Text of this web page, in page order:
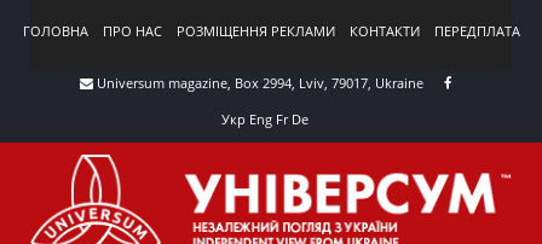
ГОЛОВНА ПРО НАС РОЗМІЩЕННЯ РЕКЛАМИ КОНТАКТИ ПЕРЕДПЛАТА
Universum magazine, Box 2994, Lviv, 79017, Ukraine
Укр Eng Fr De